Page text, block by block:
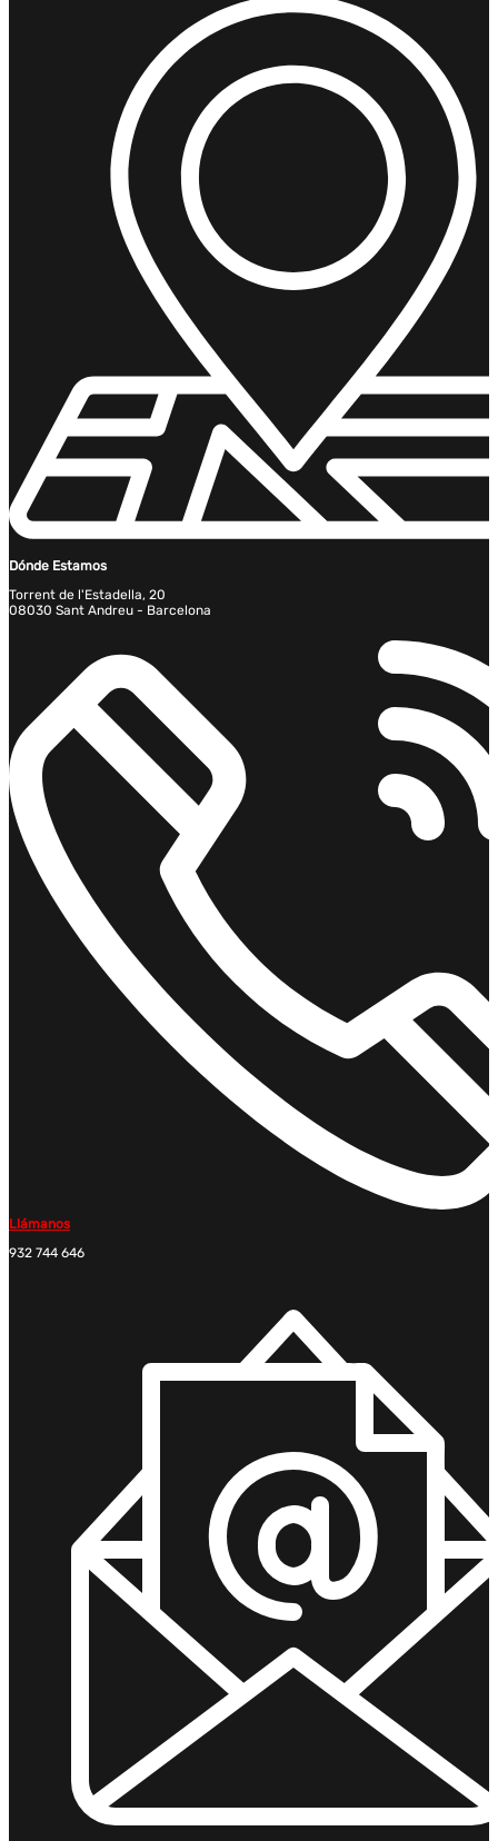
Dónde Estamos
Torrent de l'Estadella, 20
08030 Sant Andreu - Barcelona
Llámanos
932 744 646